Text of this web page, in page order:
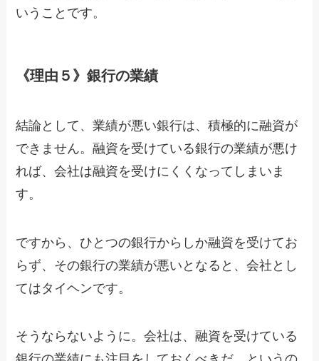
いうことです。
《理由５》銀行の業績
結論として、業績が悪い銀行は、積極的に融資が
できません。融資を受けている銀行の業績が悪け
れば、会社は融資を受けにくくなってしまいま
す。
ですから、ひとつの銀行からしか融資を受けてお
らず、その銀行の業績が悪いとなると、会社とし
てはタイヘンです。
そうならないように。会社は、融資を受けている